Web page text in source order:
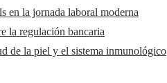
la jornada laboral moderna
la regulación bancaria
de la piel y el sistema inmunológico